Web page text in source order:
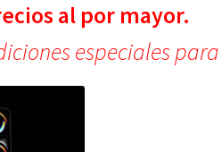
al por mayor.
especiales